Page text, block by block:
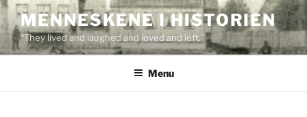
Skip
to
content
MENNESKENE I HISTORIEN
“They lived and laughed and loved and left.”
Menu